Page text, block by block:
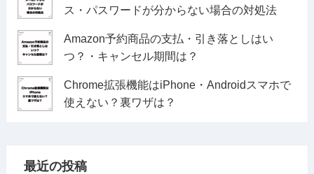
ス・パスワードが分からない場合の対処法
Amazon予約商品の支払・引き落としはい
つ？・キャンセル期間は？
Chrome拡張機能はiPhone・Androidスマホで
使えない？裏ワザは？
最近の投稿